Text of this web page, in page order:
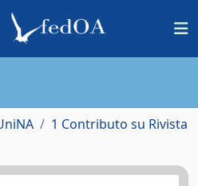
1 Contributo su Rivista